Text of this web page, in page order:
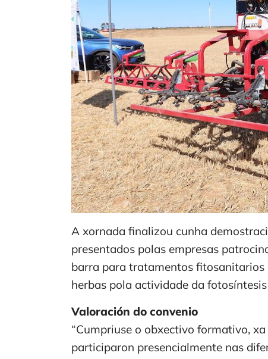
A xornada finalizou cunha
presentados polas empresas
barra para tratamentos fitosanitarios
herbas pola actividade da
Valoración do convenio
“Cumpriuse o obxectivo formativo,
participaron presencialmente nas